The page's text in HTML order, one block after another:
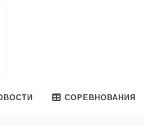
СОРЕВНОВАНИЯ